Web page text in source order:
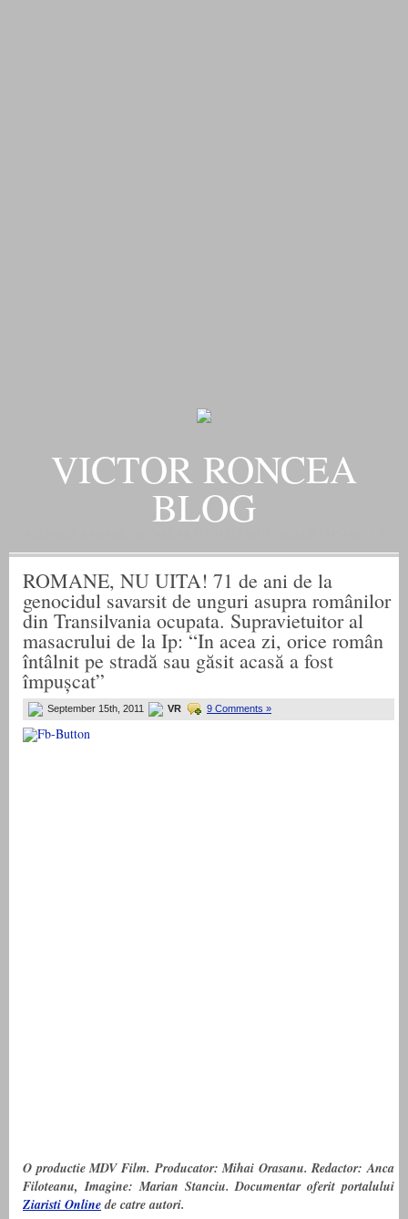
VICTOR RONCEA
BLOG
ROMANE, NU UITA! 71 de ani de la
genocidul savarsit de unguri asupra românilor
din Transilvania ocupata. Supravietuitor al
masacrului de la Ip: “In acea zi, orice român
întâlnit pe stradă sau găsit acasă a fost
împușcat”
September 15th, 2011 VR 9 Comments »
O productie MDV Film. Producator: Mihai Orasanu. Redactor: Anca
Filoteanu, Imagine: Marian Stanciu. Documentar oferit portalului
Ziaristi Onlinede catre autori.